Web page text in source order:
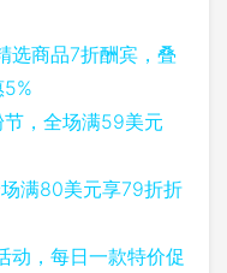
选商品7折酬宾，叠
，全场满59美元
满80美元享79折折
，每日一款特价促